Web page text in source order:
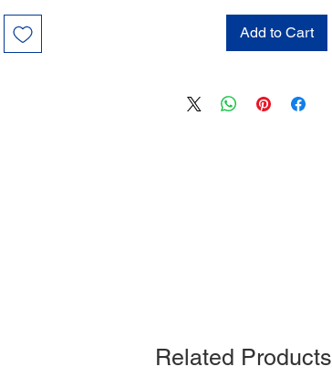
Add to Cart
Related Products